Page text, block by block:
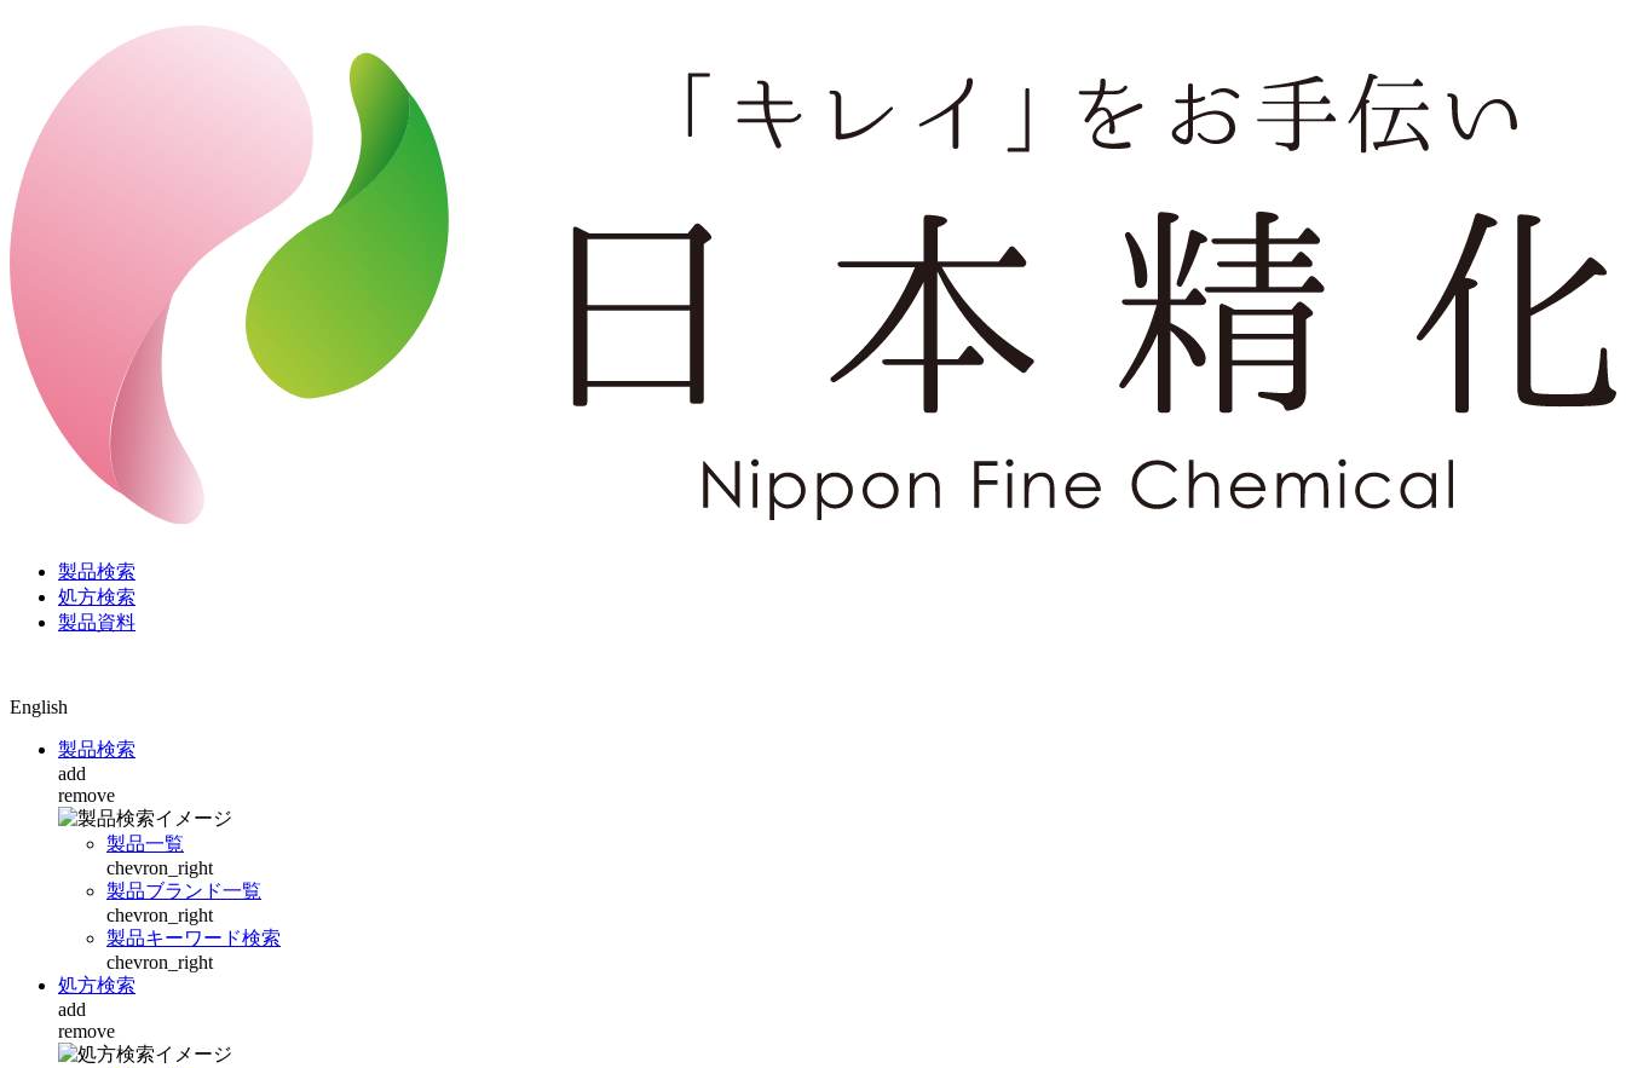
製品検索
処方検索
製品資料
English
製品検索
add
remove
製品一覧
chevron_right
製品ブランド一覧
chevron_right
製品キーワード検索
chevron_right
処方検索
add
remove